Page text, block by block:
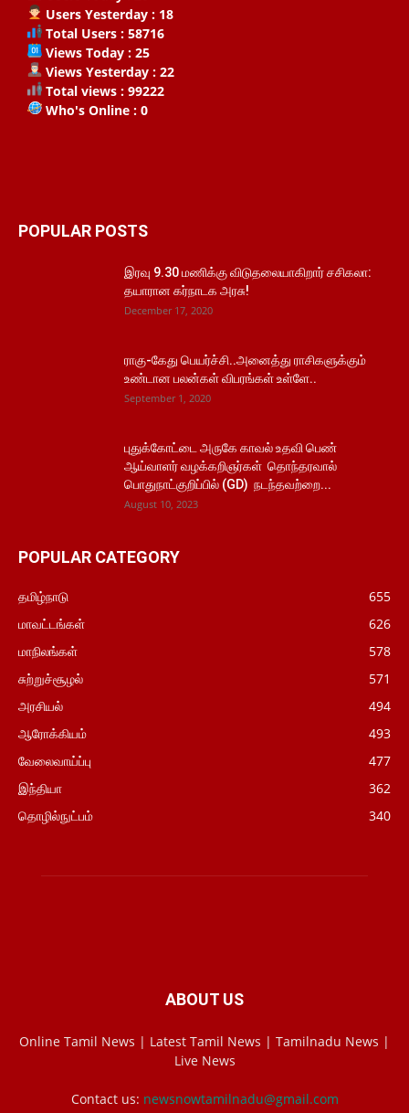
Users Yesterday : 18
Total Users : 58716
Views Today : 25
Views Yesterday : 22
Total views : 99222
Who's Online : 0
POPULAR POSTS
இரவு 9.30 மணிக்கு விடுதலையாகிறார் சசிகலா:
தயாரான கர்நாடக அரசு!
December 17, 2020
ராகு-கேது பெயர்ச்சி..அனைத்து ராசிகளுக்கும்
உண்டான பலன்கள் விபரங்கள் உள்ளே..
September 1, 2020
புதுக்கோட்டை அருகே காவல் உதவி பெண்
ஆய்வாளர் வழக்கறிஞர்கள் தொந்தரவால்
பொதுநாட்குறிப்பில் (GD) நடந்தவற்றை...
August 10, 2023
POPULAR CATEGORY
தமிழ்நாடு
655
மாவட்டங்கள்
626
மாநிலங்கள்
578
சுற்றுச்சூழல்
571
அரசியல்
494
ஆரோக்கியம்
493
வேலைவாய்ப்பு
477
இந்தியா
362
தொழில்நுட்பம்
340
ABOUT US
Online Tamil News | Latest Tamil News | Tamilnadu News |
Live News
Contact us: newsnowtamilnadu@gmail.com